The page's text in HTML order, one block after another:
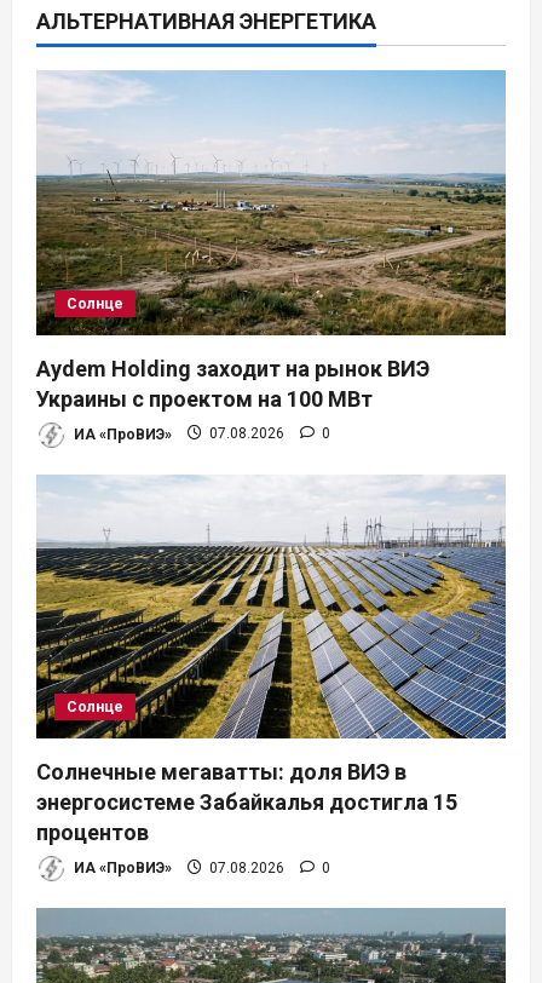
и
я
о
з
а
п
и
с
я
м
АЛЬТЕРНАТИВНАЯ ЭНЕРГЕТИКА
Солнце
Aydem Holding заходит на рынок ВИЭ
Украины с проектом на 100 МВт
ИА «ПроВИЭ» 07.08.2026 0
Солнце
Солнечные мегаватты: доля ВИЭ в
энергосистеме Забайкалья достигла 15
процентов
ИА «ПроВИЭ» 07.08.2026 0